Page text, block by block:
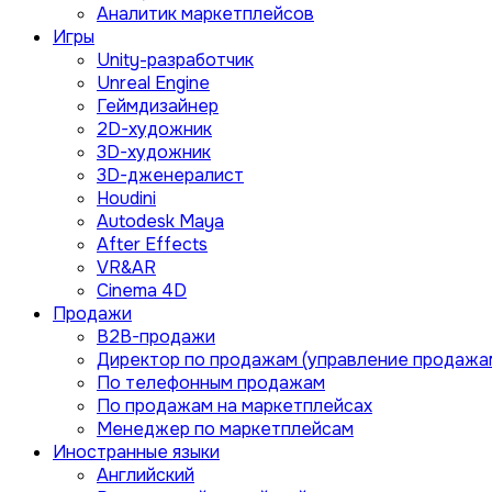
Аналитик маркетплейсов
Игры
Unity-разработчик
Unreal Engine
Геймдизайнер
2D-художник
3D-художник
3D-дженералист
Houdini
Autodesk Maya
After Effects
VR&AR
Cinema 4D
Продажи
B2B-продажи
Директор по продажам (управление
По телефонным продажам
По продажам на маркетплейсах
Менеджер по маркетплейсам
Иностранные языки
Английский